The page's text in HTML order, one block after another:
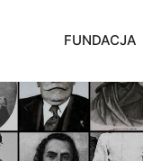
FUNDACJA